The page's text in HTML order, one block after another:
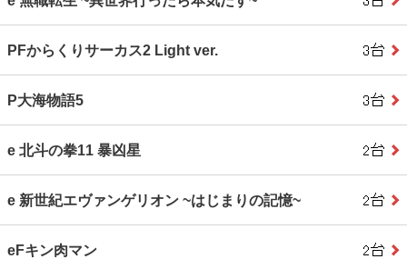
PFからくりサーカス2 Light ver.
P大海物語5
e 北斗の拳11 暴凶星
e 新世紀エヴァンゲリオン ~はじまりの記憶~
eFキン肉マン